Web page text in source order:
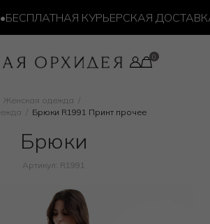
КУРЬЕРСКАЯ ДОСТАВКА
Женская одежда
Брюки R1991 Принт прочее
Брюки
Артикул: R1991